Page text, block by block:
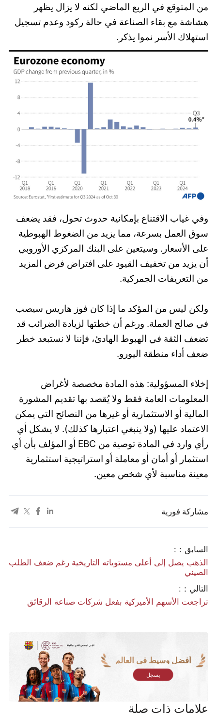
من المتوقع في الربع الماضي لكنه لا يزال يظهر
هشاشة مع بقاء الصناعة في حالة ركود وعدم تسجيل
استهلاك الأسر نموا يذكر.
وفي غياب الاقتناع بإمكانية حدوث تحول، فقد يضعف
سوق العمل بسرعة، مما يزيد من الضغوط الهبوطية
على الأسعار. وسيتعين على البنك المركزي الأوروبي
أن يزيد من تخفيف القيود على افتراض فرض المزيد
من التعريفات الجمركية.
ولكن ليس من المؤكد ما إذا كان فوز هاريس سيصب
في صالح العملة. ورغم أن خطتها لزيادة الضرائب قد
تضعف الثقة في الهبوط الهادئ، فإننا لا نستبعد خطر
ضعف أداء منطقة اليورو.
إخلاء المسؤولية: هذه المادة مخصصة لأغراض
المعلومات العامة فقط ولا يُقصد بها تقديم المشورة
المالية أو الاستثمارية أو غيرها من النصائح التي يمكن
الاعتماد عليها (ولا ينبغي اعتبارها كذلك). لا يشكل أي
رأي وارد في المادة توصية من EBC أو المؤلف بأن أي
استثمار أو أمان أو معاملة أو استراتيجية استثمارية
معينة مناسبة لأي شخص معين.
مشاركة فورية
السابق：:
الذهب يصل إلى أعلى مستوياته التاريخية رغم ضعف الطلب
الصيني
التالي：:
تراجعت الأسهم الأميركية بفعل شركات صناعة الرقائق
أفضل وسيط في العالم
يسجل
علامات ذات صلة